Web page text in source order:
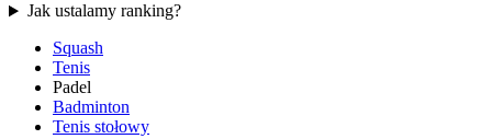
Jak ustalamy ranking?
Squash
Tenis
Padel
Badminton
Tenis stołowy